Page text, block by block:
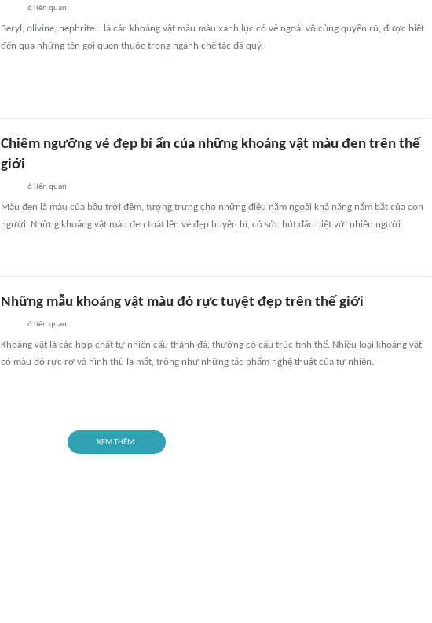
6 liên quan
Beryl, olivine, nephrite... là các khoáng vật màu màu xanh lục có vẻ ngoài vô cùng quyến rũ, được biết
đến qua những tên gọi quen thuộc trong ngành chế tác đá quý.
Chiêm ngưỡng vẻ đẹp bí ẩn của những khoáng vật màu đen trên thế
giới
6 liên quan
Màu đen là màu của bầu trời đêm, tượng trưng cho những điều nằm ngoài khả năng nắm bắt của con
người. Những khoáng vật màu đen toát lên vẻ đẹp huyền bí, có sức hút đặc biệt với nhiều người.
Những mẫu khoáng vật màu đỏ rực tuyệt đẹp trên thế giới
6 liên quan
Khoáng vật là các hợp chất tự nhiên cấu thành đá, thường có cấu trúc tinh thể. Nhiều loại khoáng vật
có màu đỏ rực rỡ và hình thù lạ mắt, trông như những tác phẩm nghệ thuật của tự nhiên.
XEM THÊM